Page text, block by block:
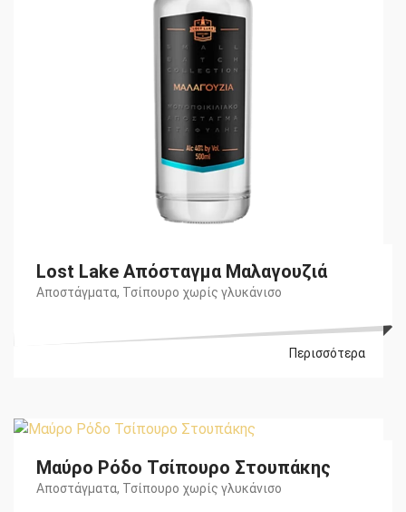
Lost Lake Απόσταγμα Μαλαγουζιά
Αποστάγματα, Τσίπουρο χωρίς γλυκάνισο
Περισσότερα
Μαύρο Ρόδο Τσίπουρο Στουπάκης
Αποστάγματα, Τσίπουρο χωρίς γλυκάνισο